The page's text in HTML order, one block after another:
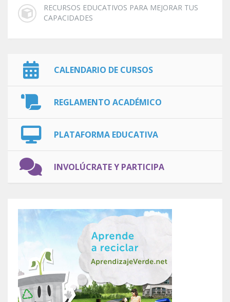
RECURSOS EDUCATIVOS PARA MEJORAR TUS
CAPACIDADES
CALENDARIO DE CURSOS
REGLAMENTO ACADÉMICO
PLATAFORMA EDUCATIVA
INVOLÚCRATE Y PARTICIPA